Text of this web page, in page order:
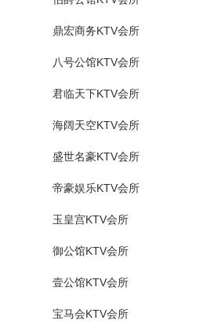
鼎宏商务KTV会所
八号公馆KTV会所
君临天下KTV会所
海阔天空KTV会所
盛世名豪KTV会所
帝豪娱乐KTV会所
玉皇宫KTV会所
御公馆KTV会所
壹公馆KTV会所
宝马会KTV会所